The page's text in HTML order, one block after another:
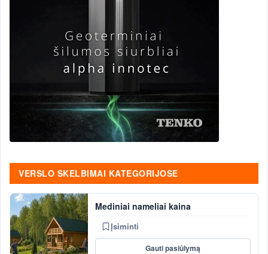
VERSLO SKELBIMAI KATEGORIJOSE
Mediniai nameliai kaina
Įsiminti
Gauti pasiūlymą